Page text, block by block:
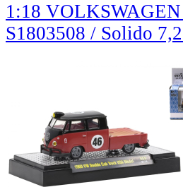
1:18
S1803508 / Solido